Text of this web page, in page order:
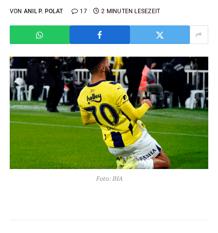
VON ANIL P. POLAT 17 2 MINUTEN LESEZEIT
Foto: IHA